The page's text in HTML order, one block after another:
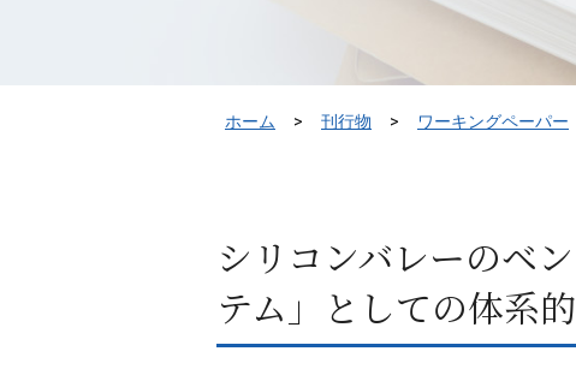
ホーム 刊行物 ワーキングペーパー
シリコンバレーのベ
テム」としての体系